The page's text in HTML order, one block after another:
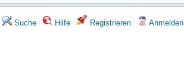
Suche Hilfe Registrieren Anmelden